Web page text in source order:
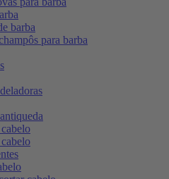
barba
para barba